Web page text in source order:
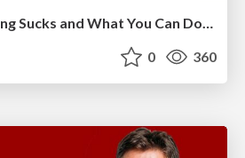
0 360